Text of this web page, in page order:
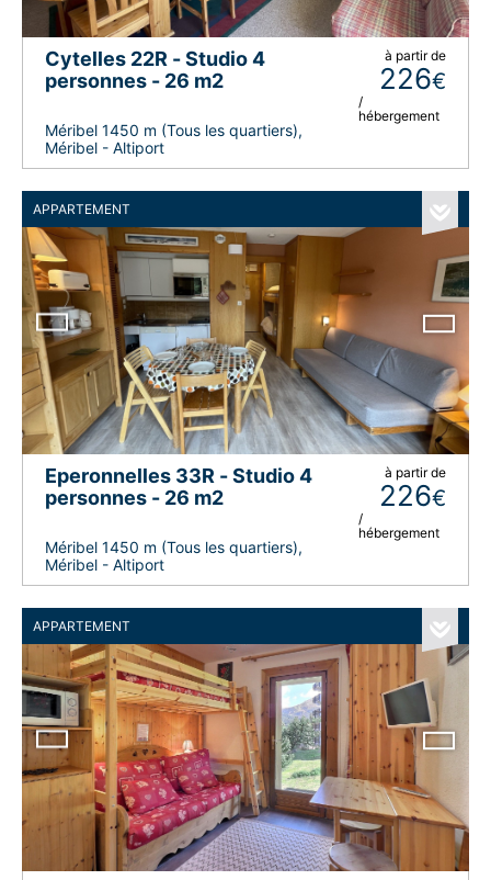
Cytelles 22R - Studio 4
personnes - 26 m2
Méribel 1450 m (Tous les quartiers),
Méribel - Altiport
à partir de
226€
/
hébergement
APPARTEMENT
Eperonnelles 33R - Studio 4
personnes - 26 m2
Méribel 1450 m (Tous les quartiers),
Méribel - Altiport
à partir de
226€
/
hébergement
APPARTEMENT